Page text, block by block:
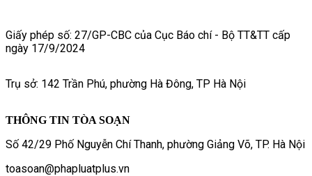
Giấy phép số: 27/GP-CBC của Cục Báo chí - Bộ TT&TT cấp
ngày 17/9/2024
Trụ sở: 142 Trần Phú, phường Hà Đông, TP Hà Nội
THÔNG TIN TÒA SOẠN
Số 42/29 Phố Nguyễn Chí Thanh, phường Giảng Võ, TP. Hà Nội
toasoan@phapluatplus.vn